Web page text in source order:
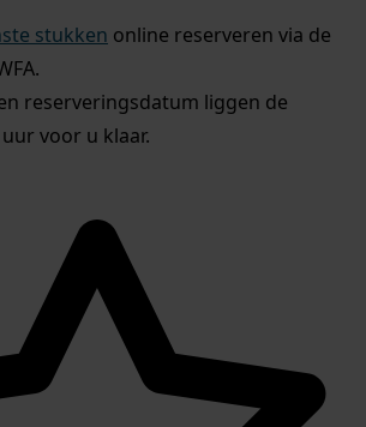
stukken online reserveren via de
reserveringsdatum liggen de
voor u klaar.